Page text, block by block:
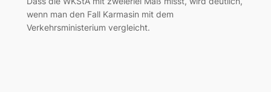
wenn man den Fall Karmasin mit dem
Verkehrsministerium vergleicht.